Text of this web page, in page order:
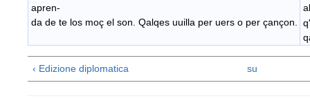
apren-
da de te los moç el son. Qalqes uuilla per uers o per çançon.
‹ Edizione diplomatica su